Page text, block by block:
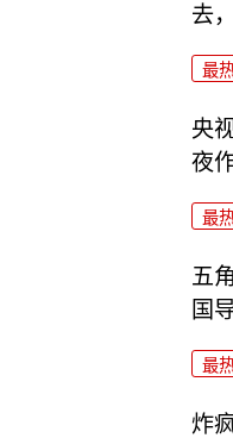
去
最
央
夜
最
五
国
最
炸